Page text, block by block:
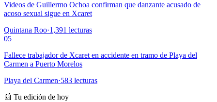
Videos de Guillermo Ochoa confirman que danzante acusado de
acoso sexual sigue en Xcaret
Quintana Roo·1,391 lecturas
05
Fallece trabajador de Xcaret en accidente en tramo de Playa del
Carmen a Puerto Morelos
Playa del Carmen·583 lecturas
📰 Tu edición de hoy